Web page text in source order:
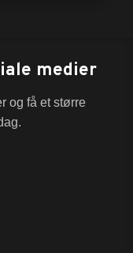
medier
og få et større